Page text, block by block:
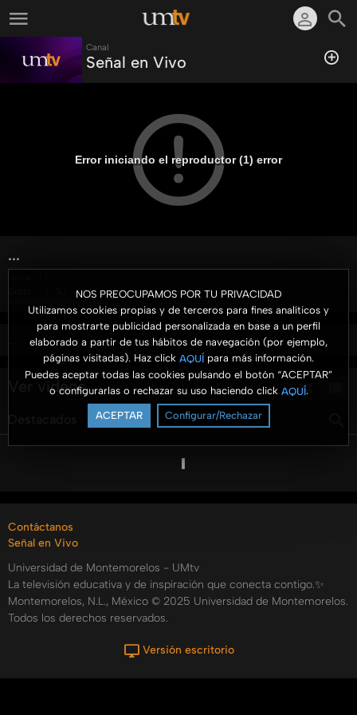
NOS PREOCUPAMOS POR TU PRIVACIDAD
Utilizamos cookies propias y de terceros para fines analíticos y
para mostrarte publicidad personalizada en base a un perfil
elaborado a partir de tus hábitos de navegación (por ejemplo,
páginas visitadas). Haz click AQUÍ para más información.
Puedes aceptar todas las cookies pulsando el botón “ACEPTAR”
o configurarlas o rechazar su uso haciendo click AQUÍ.
ACEPTAR Configurar/Rechazar
Canal
Señal en Vivo
Error iniciando el reproductor (1) error
...
Ver vídeos
Por fecha
Más vistos
Más votados
Contáctanos
Señal en Vivo
Universidad de Montemorelos - UMtv
La televisión educativa y de inspiración que conecta contigo.✨
Montemorelos, N.L., México © 2025 Universidad de Montemorelos.
Todos los derechos reservados.
Versión escritorio